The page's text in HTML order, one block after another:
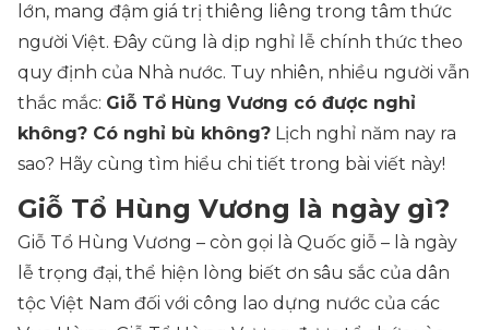
lớn, mang đậm giá trị thiêng liêng trong tâm thức
người Việt. Đây cũng là dịp nghỉ lễ chính thức theo
quy định của Nhà nước. Tuy nhiên, nhiều người vẫn
thắc mắc: Giỗ Tổ Hùng Vương có được nghỉ
không? Có nghỉ bù không? Lịch nghỉ năm nay ra
sao? Hãy cùng tìm hiểu chi tiết trong bài viết này!
Giỗ Tổ Hùng Vương là ngày gì?
Giỗ Tổ Hùng Vương – còn gọi là Quốc giỗ – là ngày
lễ trọng đại, thể hiện lòng biết ơn sâu sắc của dân
tộc Việt Nam đối với công lao dựng nước của các